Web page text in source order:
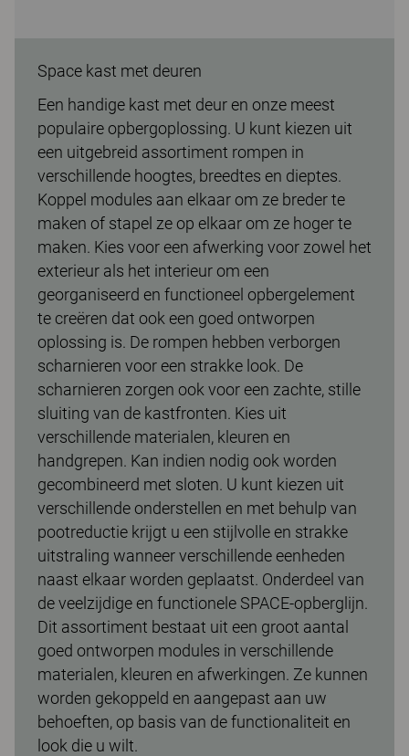
Space kast met deuren
Een handige kast met deur en onze meest
populaire opbergoplossing. U kunt kiezen uit
een uitgebreid assortiment rompen in
verschillende hoogtes, breedtes en dieptes.
Koppel modules aan elkaar om ze breder te
maken of stapel ze op elkaar om ze hoger te
maken. Kies voor een afwerking voor zowel het
exterieur als het interieur om een
georganiseerd en functioneel opbergelement
te creëren dat ook een goed ontworpen
oplossing is. De rompen hebben verborgen
scharnieren voor een strakke look. De
scharnieren zorgen ook voor een zachte, stille
sluiting van de kastfronten. Kies uit
verschillende materialen, kleuren en
handgrepen. Kan indien nodig ook worden
gecombineerd met sloten. U kunt kiezen uit
verschillende onderstellen en met behulp van
pootreductie krijgt u een stijlvolle en strakke
uitstraling wanneer verschillende eenheden
naast elkaar worden geplaatst. Onderdeel van
de veelzijdige en functionele SPACE-opberglijn.
Dit assortiment bestaat uit een groot aantal
goed ontworpen modules in verschillende
materialen, kleuren en afwerkingen. Ze kunnen
worden gekoppeld en aangepast aan uw
behoeften, op basis van de functionaliteit en
look die u wilt.